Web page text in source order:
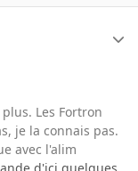
Les Fortron
je la connais pas.
avec l'alim
d'ici quelques